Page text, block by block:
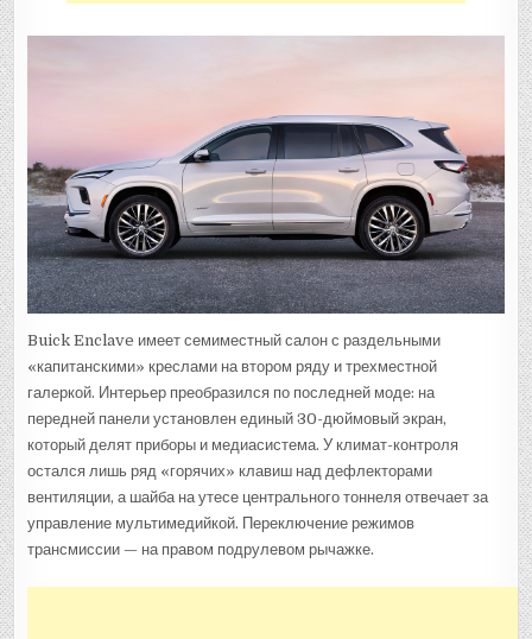
Buick Enclave имеет семиместный салон с раздельными
«капитанскими» креслами на втором ряду и трехместной
галеркой. Интерьер преобразился по последней моде: на
передней панели установлен единый 30-дюймовый экран,
который делят приборы и медиасистема. У климат-контроля
остался лишь ряд «горячих» клавиш над дефлекторами
вентиляции, а шайба на утесе центрального тоннеля отвечает за
управление мультимедийкой. Переключение режимов
трансмиссии — на правом подрулевом рычажке.